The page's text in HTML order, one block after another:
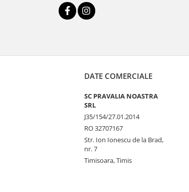
DATE COMERCIALE
SC PRAVALIA NOASTRA
SRL
J35/154/27.01.2014
RO 32707167
Str. Ion Ionescu de la Brad,
nr. 7
Timisoara, Timis